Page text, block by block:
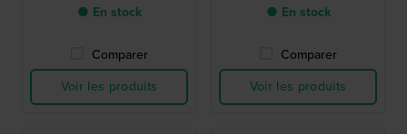
● En stock
Comparer
Voir les produits
● En stock
Comparer
Voir les produits